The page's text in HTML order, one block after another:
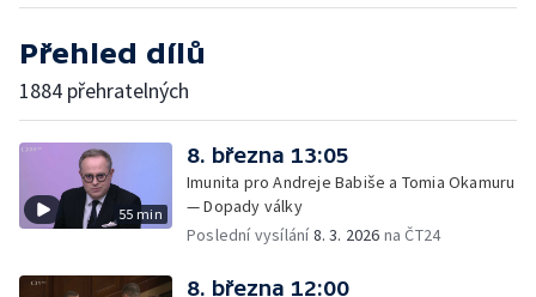
Přehled dílů
1884 přehratelných
55 min
8. března 13:05
Imunita pro Andreje Babiše a Tomia Okamuru
— Dopady války
Poslední vysílání8. 3. 2026 na ČT24
8. března 12:00